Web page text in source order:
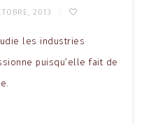
2013
les industries
puisqu’elle fait de